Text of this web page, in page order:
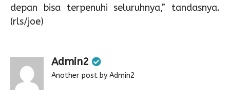
depan bisa terpenuhi seluruhnya,” tandasnya.
(rls/joe)
Admin2
Another post by Admin2